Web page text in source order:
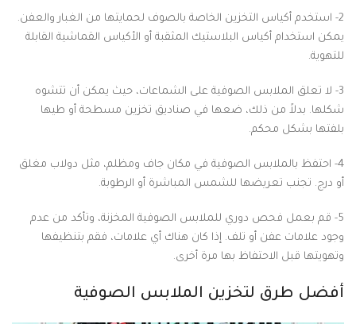
2- استخدم أكياس التخزين الخاصة بالصوف لحمايتها من الغبار والعفن.
يمكن استخدام أكياس البلاستيك المثقبة أو الأكياس القماشية القابلة
للتهوية.
3- لا تعلق الملابس الصوفية على الشماعات، حيث يمكن أن تتشوه
شكلها. بدلاً من ذلك، ضعها في صناديق تخزين مسطحة أو طيها
بلفتها بشكل محكم.
4- احتفظ بالملابس الصوفية في مكان جاف ومظلم، مثل دولاب مغلق
أو درج. تجنب تعريضها للشمس المباشرة أو الرطوبة.
5- قم بعمل فحص دوري للملابس الصوفية المخزنة، وتأكد من عدم
وجود علامات عفن أو تلف. إذا كان هناك أي علامات، فقم بتنظيفها
وتهويتها قبل الاحتفاظ بها مرة أخرى.
أفضل طرق لتخزين الملابس الصوفية